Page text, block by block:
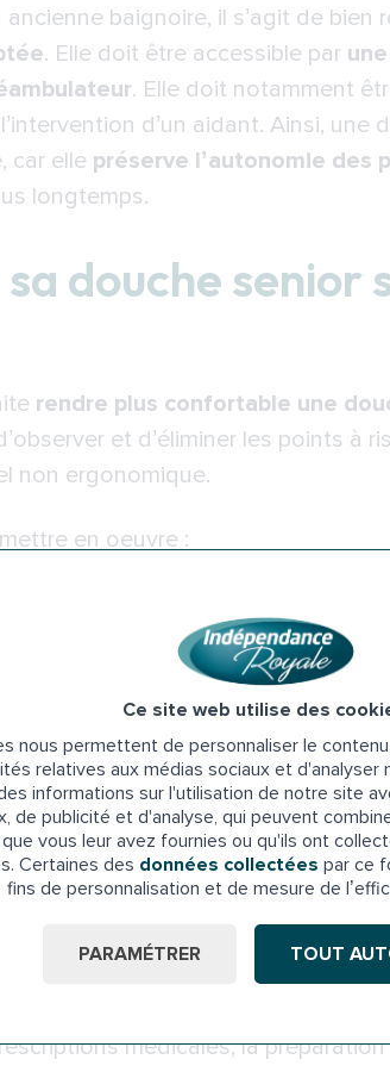
Ce site web utilise des
nous permettent de personnaliser le
relatives aux médias sociaux et d'analyser
informations sur l'utilisation de notre site
de publicité et d'analyse, qui peuvent
vous leur avez fournies ou qu'ils ont
Certaines des données collectées par ce
fins de personnalisation et de mesure de
PARAMÉTRER TOUT
ancienne baignoire, il s’agit de bien
. Elle doit être accessible par
. Elle doit notamment
d’un aidant. Ainsi, une
car elle préserve l’autonomie des
longtemps.
douche senior
rendre plus confortable une
et d’éliminer les points à
non ergonomique.
en oeuvre :
le bac receveur et à la sortie
l’entrée et la sortie de douche
douche permet de se laver assis. Il
dans une grande variété de
le travail
aide grandement
au
pour les aidants. Un aide-soignant
activités de la vie quotidienne.
médicales, la